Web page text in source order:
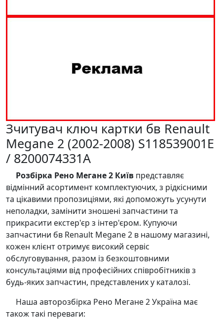
Зчитувач ключ картки бв Renault
Megane 2 (2002-2008) S118539001E
/ 8200074331A
Розбірка Рено Мегане 2 Київ представляє
відмінний асортимент комплектуючих, з рідкісними
та цікавими пропозиціями, які допоможуть усунути
неполадки, замінити зношені запчастини та
прикрасити екстер'єр з інтер'єром. Купуючи
запчастини бв Renault Megane 2 в нашому магазині,
кожен клієнт отримує високий сервіс
обслуговування, разом із безкоштовними
консультаціями від професійних співробітників з
будь-яких запчастин, представлених у каталозі.
Наша авторозбірка Рено Мегане 2 Україна має
також такі переваги: